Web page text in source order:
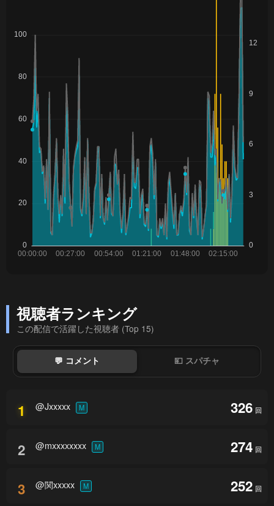
視聴者ランキング
この配信で活躍した視聴者 (Top 15)
💬 コメント 💴 スパチャ
1 @Jxxxxx M 326 回
2 @mxxxxxxxx M 274 回
3 @関xxxxx M 252 回